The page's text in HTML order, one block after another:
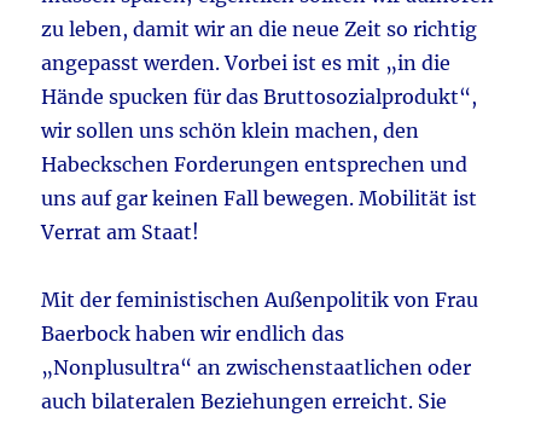
zu leben, damit wir an die neue Zeit so richtig
angepasst werden. Vorbei ist es mit „in die
Hände spucken für das Bruttosozialprodukt“,
wir sollen uns schön klein machen, den
Habeckschen Forderungen entsprechen und
uns auf gar keinen Fall bewegen. Mobilität ist
Verrat am Staat!
Mit der feministischen Außenpolitik von Frau
Baerbock haben wir endlich das
„Nonplusultra“ an zwischenstaatlichen oder
auch bilateralen Beziehungen erreicht. Sie